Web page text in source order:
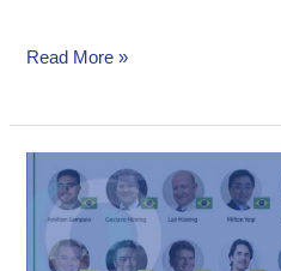
Read More »
Sponsors